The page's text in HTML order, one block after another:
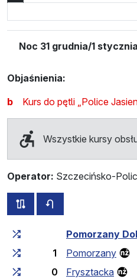
Noc 31 grudnia/1
Objaśnienia:
b
Kurs do pętli „Police
Wszystkie kursy
Operator: Szczecińsko-
wszystkie trasy tej linii
Czas przejazduPomorzany
1
Pomorzany
0
Frysztacka